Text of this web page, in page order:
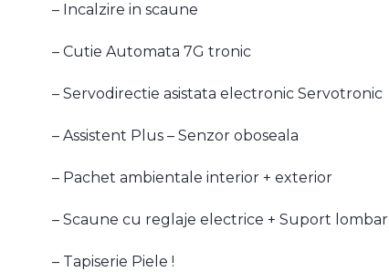
– Incalzire in scaune
– Cutie Automata 7G tronic
– Servodirectie asistata electronic Servotronic
– Assistent Plus – Senzor oboseala
– Pachet ambientale interior + exterior
– Scaune cu reglaje electrice + Suport lombar
– Tapiserie Piele !